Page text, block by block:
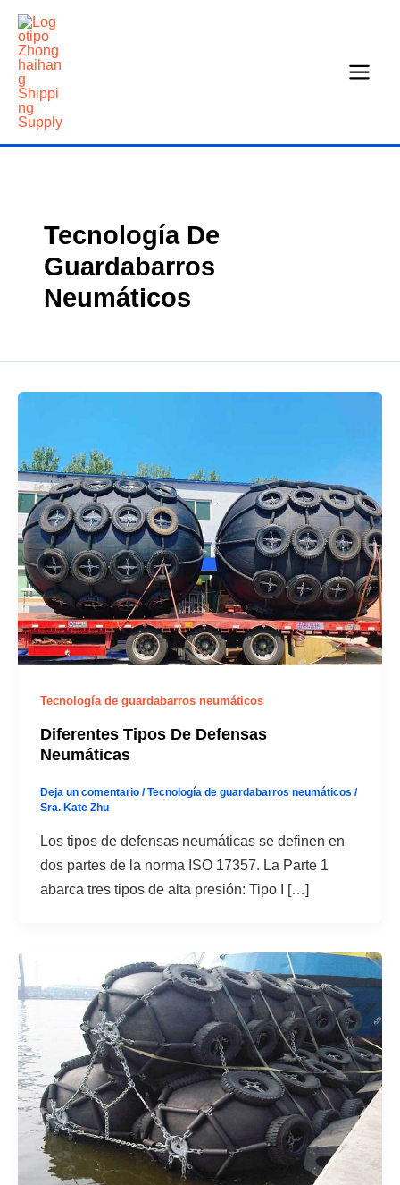
contenido
Tecnología De
Guardabarros
Neumáticos
Tecnología de guardabarros neumáticos
Diferentes Tipos De Defensas
Neumáticas
Deja un comentario /Tecnología de guardabarros neumáticos /
Sra. Kate Zhu
Los tipos de defensas neumáticas se definen en
dos partes de la norma ISO 17357. La Parte 1
abarca tres tipos de alta presión: Tipo I […]